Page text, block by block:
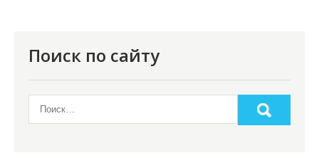
Поиск по сайту